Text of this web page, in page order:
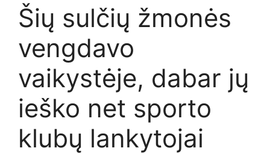
Šių sulčių žmonės
vengdavo
vaikystėje, dabar jų
ieško net sporto
klubų lankytojai